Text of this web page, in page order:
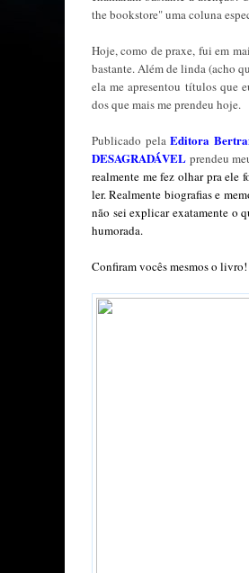
the bookstore" uma coluna
Hoje, como de praxe, fui em
bastante. Além de linda (acho
ela me apresentou títulos que
dos que mais me prendeu hoje.
Publicado pelaEditora
DESAGRADÁVEL prendeu
realmente me fez olhar pra ele
ler. Realmente biografias e
não sei explicar exatamente o
humorada.
Confiram vocês mesmos o livro!